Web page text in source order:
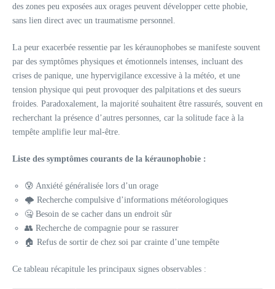
des zones peu exposées aux orages peuvent développer cette phobie,
sans lien direct avec un traumatisme personnel.
La peur exacerbée ressentie par les kéraunophobes se manifeste souvent
par des symptômes physiques et émotionnels intenses, incluant des
crises de panique, une hypervigilance excessive à la météo, et une
tension physique qui peut provoquer des palpitations et des sueurs
froides. Paradoxalement, la majorité souhaitent être rassurés, souvent en
recherchant la présence d’autres personnes, car la solitude face à la
tempête amplifie leur mal-être.
Liste des symptômes courants de la kéraunophobie :
😰 Anxiété généralisée lors d’un orage
🌩️ Recherche compulsive d’informations météorologiques
🤐 Besoin de se cacher dans un endroit sûr
👥 Recherche de compagnie pour se rassurer
🏠 Refus de sortir de chez soi par crainte d’une tempête
Ce tableau récapitule les principaux signes observables :